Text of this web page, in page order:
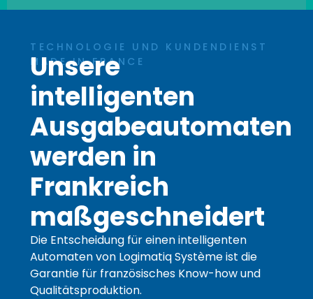
TECHNOLOGIE UND KUNDENDIENST
MADE IN FRANCE
Unsere
intelligenten
Ausgabeautomaten
werden in
Frankreich
maßgeschneidert
Die Entscheidung für einen intelligenten
Automaten von Logimatiq Système ist die
Garantie für französisches Know-how und
Qualitätsproduktion.